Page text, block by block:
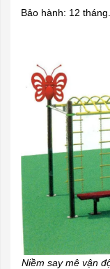
Bảo hành: 12 tháng.
Niềm say mê vận